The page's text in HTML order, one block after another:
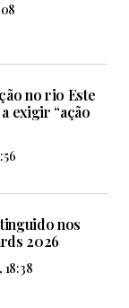
no rio Este
exigir “ação
nos
2026